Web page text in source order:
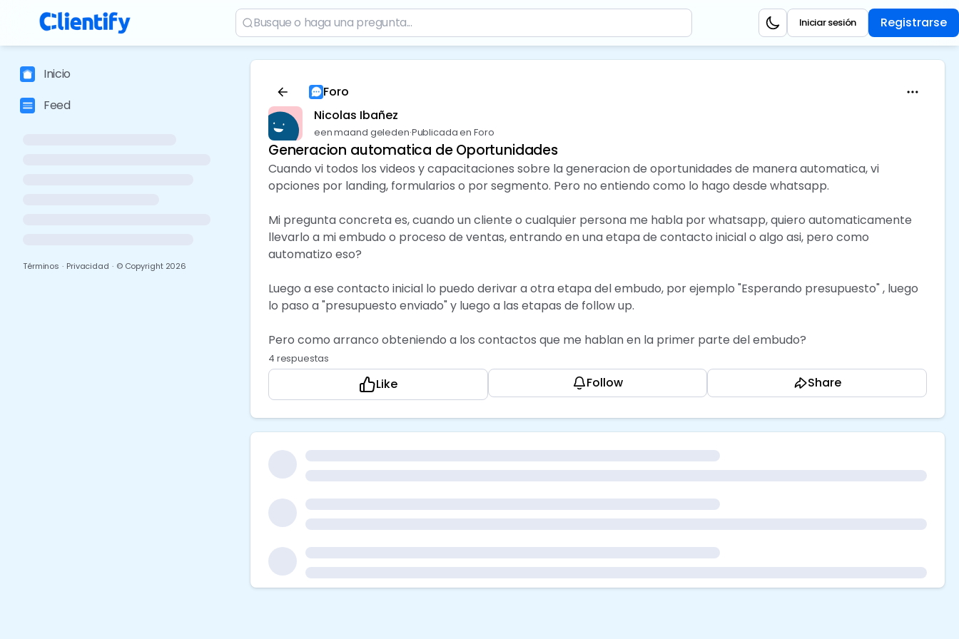
Registrarse
Iniciar sesión
Inicio
Feed
Términos · Privacidad · © Copyright 2026
Foro
Nicolas Ibañez
een maand geleden·Publicada en Foro
Generacion automatica de Oportunidades
Cuando vi todos los videos y capacitaciones sobre la generacion de oportunidades de manera automatica, vi
opciones por landing, formularios o por segmento. Pero no entiendo como lo hago desde whatsapp.
Mi pregunta concreta es, cuando un cliente o cualquier persona me habla por whatsapp, quiero automaticamente
llevarlo a mi embudo o proceso de ventas, entrando en una etapa de contacto inicial o algo asi, pero como
automatizo eso?
Luego a ese contacto inicial lo puedo derivar a otra etapa del embudo, por ejemplo "Esperando presupuesto" , luego
lo paso a "presupuesto enviado" y luego a las etapas de follow up.
Pero como arranco obteniendo a los contactos que me hablan en la primer parte del embudo?
4 respuestas
Like Follow Share